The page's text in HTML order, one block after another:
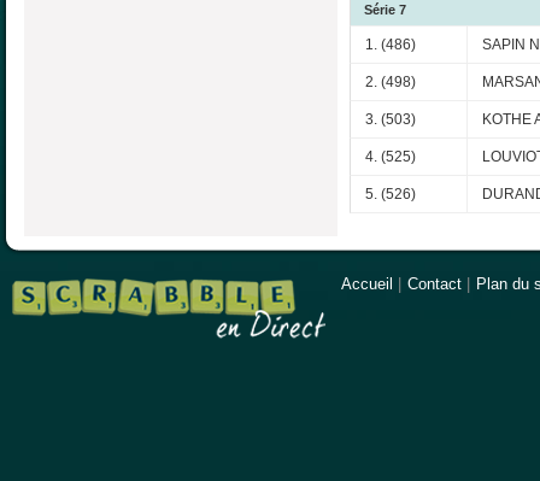
Série 7
1. (486) SAPIN
2. (498)
3. (503) KOTHE
4. (525)
5. (526)
Accueil Contact Plan du